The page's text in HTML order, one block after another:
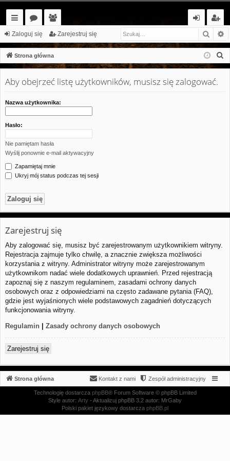
ię
ce
j…
or
a
ży
tk
o
w
cy
og
uj
si
ar
ej
es
tr
Zaloguj się Zarejestruj się
Strona główna
Aby obejrzeć listę użytkowników, musisz się zalogować.
Nazwa użytkownika:
Hasło:
Nie pamiętam hasła
Wyślij ponownie e-mail aktywacyjny
Zapamiętaj mnie
Ukryj mój status podczas tej sesji
Zarejestruj się
Aby zalogować się, musisz być zarejestrowanym użytkownikiem witryny.
Rejestracja zajmuje tylko chwilę, a znacznie zwiększa możliwości
korzystania z witryny. Administrator witryny może zarejestrowanym
użytkownikom nadać wiele dodatkowych uprawnień. Przed rejestracją
zapoznaj się z naszym regulaminem, zasadami ochrony danych
osobowych oraz z odpowiedziami na często zadawane pytania (FAQ),
gdzie jest wyjaśnionych wiele podstawowych zagadnień dotyczących
funkcjonowania witryny.
Regulamin | Zasady ochrony danych osobowych
Zarejestruj się
Strona główna Zespół administracyjny
Kontakt z nami
Technologię dostarcza phpBB® Forum Software © phpBB Limited
Style autor: Arty - Aktualizuj phpBB 3.2 autor: MrGaby
Polski pakiet językowy dostarcza phpBB.pl